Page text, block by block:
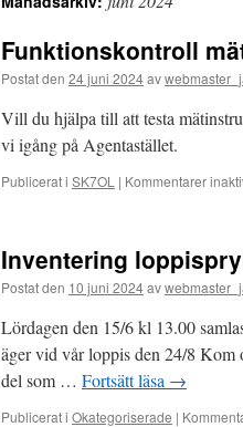
Funktionskontroll
Postat den 24 juni 2024av
Vill du hjälpa till att testa
vi igång på Agentastället.
Publicerat i SK7OL | Kommentarer
Inventering
Postat den 10 juni 2024av
Lördagen den 15/6 kl 13.00
äger vid vår loppis den 24/8
del som … Fortsätt läsa →
Publicerat i Okategoriserade |